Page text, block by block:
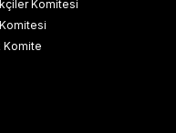
Komitesi
Komite